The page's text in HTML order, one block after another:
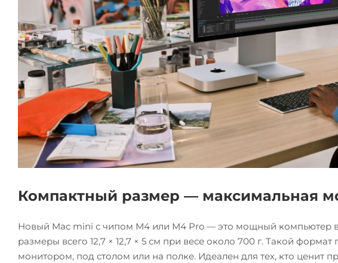
Компактный размер — максимальная
Новый Mac mini с чипом M4 или M4 Pro — это мощный компьютер
размеры всего 12,7 × 12,7 × 5 см при весе около 700 г. Такой формат
монитором, под столом или на полке. Идеален для тех, кто ценит